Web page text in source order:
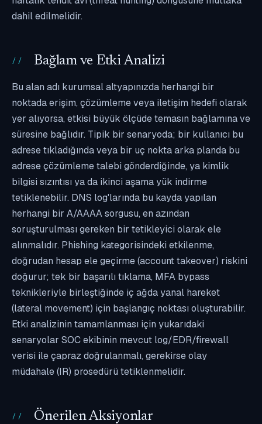
dahil edilmelidir.
Bağlam ve Etki Analizi
Bu alan adı kurumsal altyapınızda herhangi bir
noktada erişim, çözümleme veya iletişim hedefi olarak
yer alıyorsa, etkisi büyük ölçüde temasın bağlamına ve
süresine bağlıdır. Tipik bir senaryoda; bir kullanıcı bu
adrese tıkladığında veya bir uç nokta arka planda bu
adrese çözümleme talebi gönderdiğinde, ya kimlik
bilgisi sızıntısı ya da ikinci aşama yük indirme
tetiklenebilir. DNS log'larında bu kayda yapılan
herhangi bir A/AAAA sorgusu, en azından
soruşturulması gereken bir tetikleyici olarak ele
alınmalıdır. Phishing kategorisindeki etkilenme,
doğrudan hesap ele geçirme (account takeover) riskini
doğurur; tek bir başarılı tıklama, MFA bypass
teknikleriyle birleştiğinde iç ağda yanal hareket
(lateral movement) için başlangıç noktası oluşturabilir.
Etki analizinin tamamlanması için yukarıdaki
senaryolar SOC ekibinin mevcut log/EDR/firewall
verisi ile çapraz doğrulanmalı, gerekirse olay
müdahale (IR) prosedürü tetiklenmelidir.
Önerilen Aksiyonlar